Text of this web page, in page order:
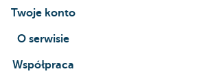
Twoje konto
O serwisie
Współpraca